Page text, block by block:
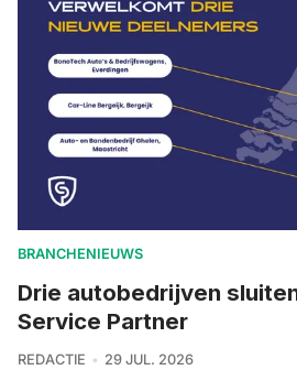
BRANCHENIEUWS
Drie autobedrijven
Service Partner
REDACTIE 29 JUL. 2026